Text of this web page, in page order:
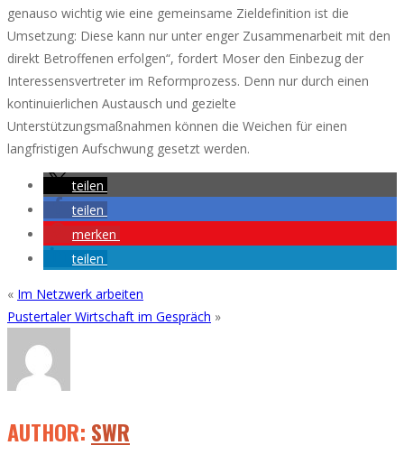
genauso wichtig wie eine gemeinsame Zieldefinition ist die
Umsetzung: Diese kann nur unter enger Zusammenarbeit mit den
direkt Betroffenen erfolgen“, fordert Moser den Einbezug der
Interessensvertreter im Reformprozess. Denn nur durch einen
kontinuierlichen Austausch und gezielte
Unterstützungsmaßnahmen können die Weichen für einen
langfristigen Aufschwung gesetzt werden.
teilen
teilen
merken
teilen
« Im Netzwerk arbeiten
Pustertaler Wirtschaft im Gespräch »
AUTHOR: SWR